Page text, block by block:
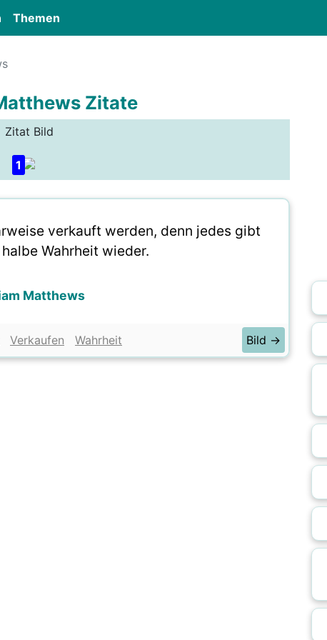
Themen
Zitate
Zitat Bild
1
verkauft werden, denn jedes gibt
Wahrheit wieder.
Matthews
Verkaufen Wahrheit Bild →